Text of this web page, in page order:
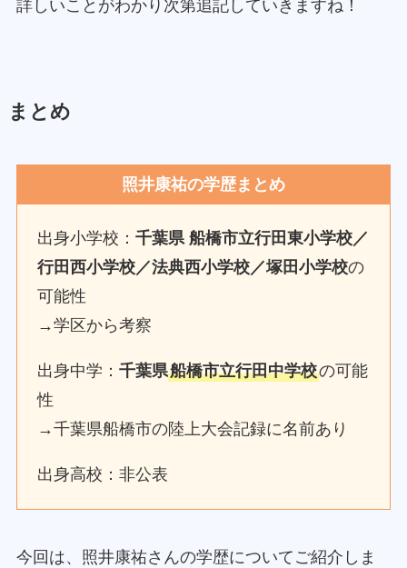
詳しいことがわかり次第追記していきますね！
まとめ
照井康祐の学歴まとめ
出身小学校：千葉県 船橋市立行田東小学校／
行田西小学校／法典西小学校／塚田小学校の
可能性
→学区から考察
出身中学：千葉県船橋市立行田中学校の可能
性
→千葉県船橋市の陸上大会記録に名前あり
出身高校：非公表
今回は、照井康祐さんの学歴についてご紹介しま